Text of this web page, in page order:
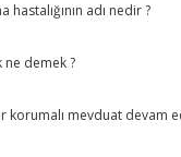
adı nedir ?
demek ?
korumalı mevduat devam